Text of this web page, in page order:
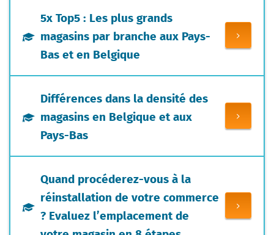
5x Top5 : Les plus grands
magasins par branche aux Pays-
Bas et en Belgique
Différences dans la densité des
magasins en Belgique et aux
Pays-Bas
Quand procéderez-vous à la
réinstallation de votre commerce
? Evaluez l’emplacement de